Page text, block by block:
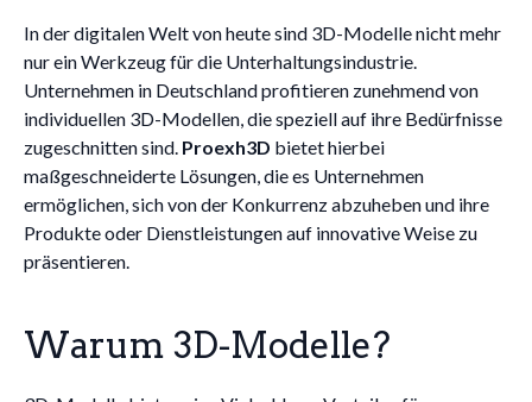
In der digitalen Welt von heute sind 3D-Modelle nicht mehr
nur ein Werkzeug für die Unterhaltungsindustrie.
Unternehmen in Deutschland profitieren zunehmend von
individuellen 3D-Modellen, die speziell auf ihre Bedürfnisse
zugeschnitten sind. Proexh3D bietet hierbei
maßgeschneiderte Lösungen, die es Unternehmen
ermöglichen, sich von der Konkurrenz abzuheben und ihre
Produkte oder Dienstleistungen auf innovative Weise zu
präsentieren.
Warum 3D-Modelle?